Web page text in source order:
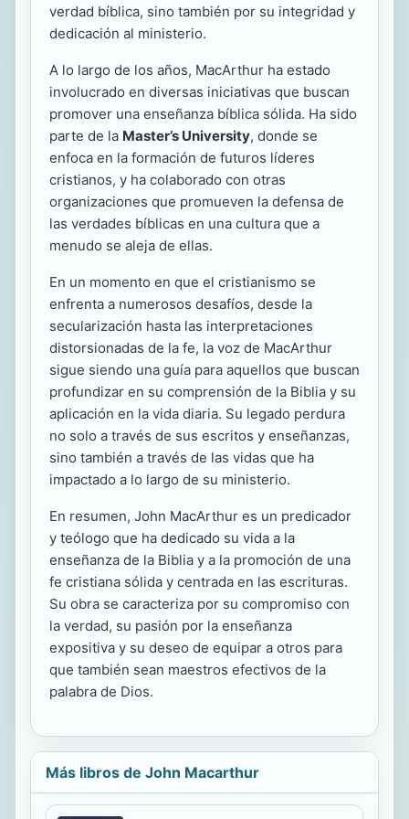
verdad bíblica, sino también por su integridad y
dedicación al ministerio.
A lo largo de los años, MacArthur ha estado
involucrado en diversas iniciativas que buscan
promover una enseñanza bíblica sólida. Ha sido
parte de la Master’s University, donde se
enfoca en la formación de futuros líderes
cristianos, y ha colaborado con otras
organizaciones que promueven la defensa de
las verdades bíblicas en una cultura que a
menudo se aleja de ellas.
En un momento en que el cristianismo se
enfrenta a numerosos desafíos, desde la
secularización hasta las interpretaciones
distorsionadas de la fe, la voz de MacArthur
sigue siendo una guía para aquellos que buscan
profundizar en su comprensión de la Biblia y su
aplicación en la vida diaria. Su legado perdura
no solo a través de sus escritos y enseñanzas,
sino también a través de las vidas que ha
impactado a lo largo de su ministerio.
En resumen, John MacArthur es un predicador
y teólogo que ha dedicado su vida a la
enseñanza de la Biblia y a la promoción de una
fe cristiana sólida y centrada en las escrituras.
Su obra se caracteriza por su compromiso con
la verdad, su pasión por la enseñanza
expositiva y su deseo de equipar a otros para
que también sean maestros efectivos de la
palabra de Dios.
Más libros de John Macarthur